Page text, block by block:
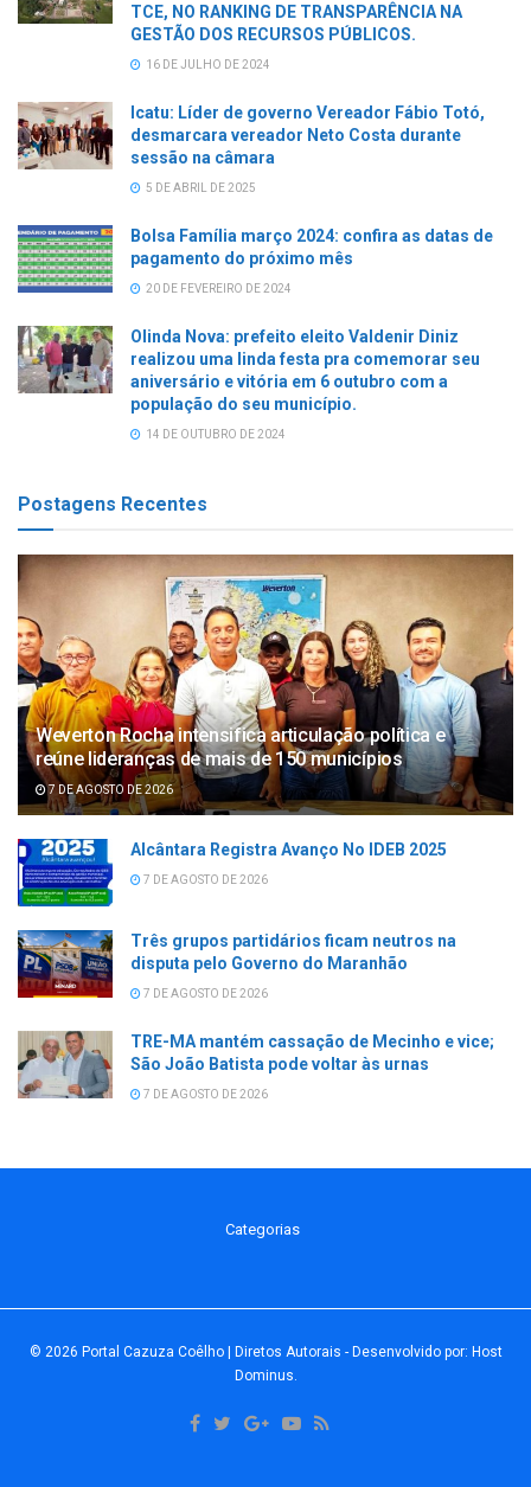
TCE, NO RANKING DE TRANSPARÊNCIA NA
GESTÃO DOS RECURSOS PÚBLICOS.
16 DE JULHO DE 2024
Icatu: Líder de governo Vereador Fábio Totó,
desmarcara vereador Neto Costa durante
sessão na câmara
5 DE ABRIL DE 2025
Bolsa Família março 2024: confira as datas de
pagamento do próximo mês
20 DE FEVEREIRO DE 2024
Olinda Nova: prefeito eleito Valdenir Diniz
realizou uma linda festa pra comemorar seu
aniversário e vitória em 6 outubro com a
população do seu município.
14 DE OUTUBRO DE 2024
Postagens Recentes
Weverton Rocha intensifica articulação política e
reúne lideranças de mais de 150 municípios
7 DE AGOSTO DE 2026
Alcântara Registra Avanço No IDEB 2025
7 DE AGOSTO DE 2026
Três grupos partidários ficam neutros na
disputa pelo Governo do Maranhão
7 DE AGOSTO DE 2026
TRE-MA mantém cassação de Mecinho e vice;
São João Batista pode voltar às urnas
7 DE AGOSTO DE 2026
Categorias
© 2026 Portal Cazuza Coêlho | Diretos Autorais - Desenvolvido por: Host
Dominus.